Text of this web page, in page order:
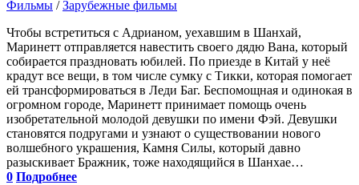
Фильмы /Зарубежные фильмы
Чтобы встретиться с Адрианом, уехавшим в Шанхай,
Маринетт отправляется навестить своего дядю Вана, который
собирается праздновать юбилей. По приезде в Китай у неё
крадут все вещи, в том числе сумку с Тикки, которая помогает
ей трансформироваться в Леди Баг. Беспомощная и одинокая в
огромном городе, Маринетт принимает помощь очень
изобретательной молодой девушки по имени Фэй. Девушки
становятся подругами и узнают о существовании нового
волшебного украшения, Камня Силы, который давно
разыскивает Бражник, тоже находящийся в Шанхае…
0 Подробнее